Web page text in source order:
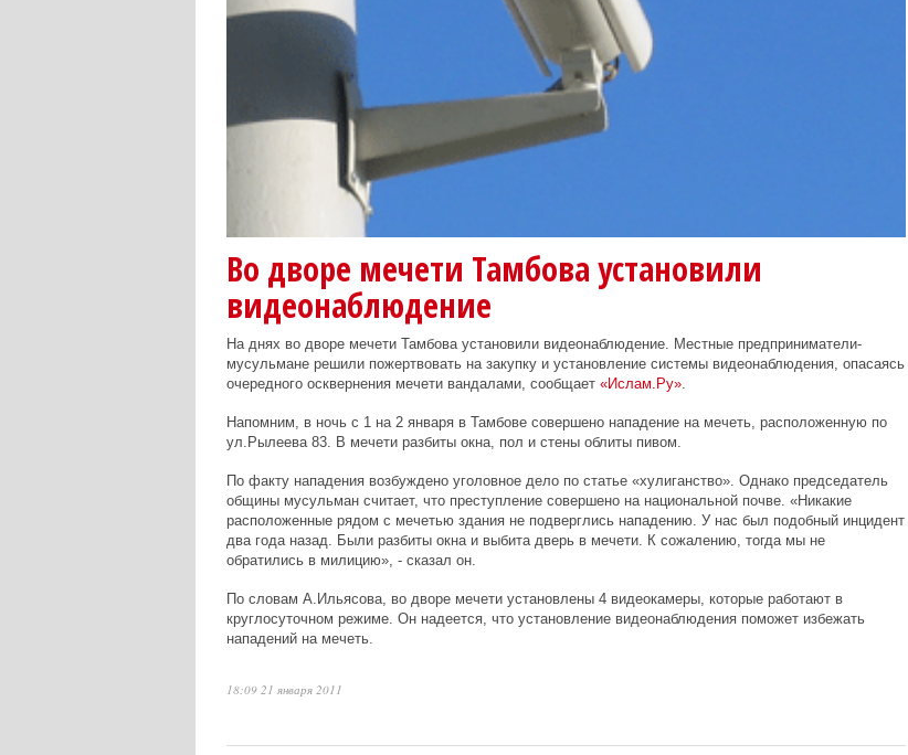
Во дворе мечети Тамбова установили
видеонаблюдение
На днях во дворе мечети Тамбова установили видеонаблюдение. Местные предприниматели-
мусульмане решили пожертвовать на закупку и установление системы видеонаблюдения, опасаясь
очередного осквернения мечети вандалами, сообщает «Ислам.Ру».
Напомним, в ночь с 1 на 2 января в Тамбове совершено нападение на мечеть, расположенную по
ул.Рылеева 83. В мечети разбиты окна, пол и стены облиты пивом.
По факту нападения возбуждено уголовное дело по статье «хулиганство». Однако председатель
общины мусульман считает, что преступление совершено на национальной почве. «Никакие
расположенные рядом с мечетью здания не подверглись нападению. У нас был подобный инцидент
два года назад. Были разбиты окна и выбита дверь в мечети. К сожалению, тогда мы не
обратились в милицию», - сказал он.
По словам А.Ильясова, во дворе мечети установлены 4 видеокамеры, которые работают в
круглосуточном режиме. Он надеется, что установление видеонаблюдения поможет избежать
нападений на мечеть.
18:09 21 января 2011